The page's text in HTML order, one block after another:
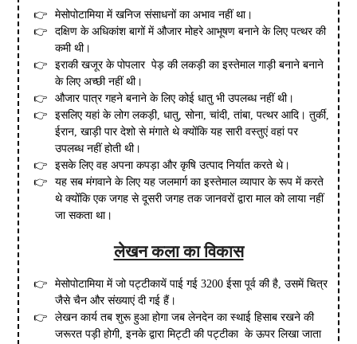
मेसोपोटामिया में खनिज संसाधनों का अभाव नहीं था।
दक्षिण के अधिकांश बागों में औजार मोहरे आभूषण बनाने के लिए पत्थर की
कमी थी।
इराकी खजूर के पोपलार पेड़ की लकड़ी का इस्तेमाल गाड़ी बनाने बनाने
के लिए अच्छी नहीं थी।
औजार पात्र गहने बनाने के लिए कोई धातु भी उपलब्ध नहीं थी।
इसलिए यहां के लोग लकड़ी, धातु, सोना, चांदी, तांबा, पत्थर आदि। तुर्की,
ईरान, खाड़ी पार देशो से मंगाते थे क्योंकि यह सारी वस्तुएं वहां पर
उपलब्ध नहीं होती थी।
इसके लिए वह अपना कपड़ा और कृषि उत्पाद निर्यात करते थे।
यह सब मंगवाने के लिए यह जलमार्ग का इस्तेमाल व्यापार के रूप में करते
थे क्योंकि एक जगह से दूसरी जगह तक जानवरों द्वारा माल को लाया नहीं
जा सकता था।
लेखन कला का विकास
मेसोपोटामिया में जो पट्टीकायें पाई गई 3200 ईसा पूर्व की है, उसमें चित्र
जैसे चैन और संख्याएं दी गई हैं।
लेखन कार्य तब शुरू हुआ होगा जब लेनदेन का स्थाई हिसाब रखने की
जरूरत पड़ी होगी, इनके द्वारा मिट्टी की पट्टीका के ऊपर लिखा जाता